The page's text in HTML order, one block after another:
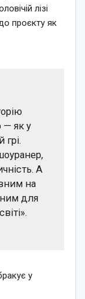
лізі
проєкту як
— як у
грі.
А
на
для
у